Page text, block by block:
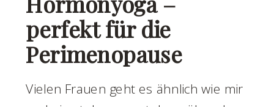
perfekt für die
Perimenopause
Vielen Frauen geht es ähnlich wie mir